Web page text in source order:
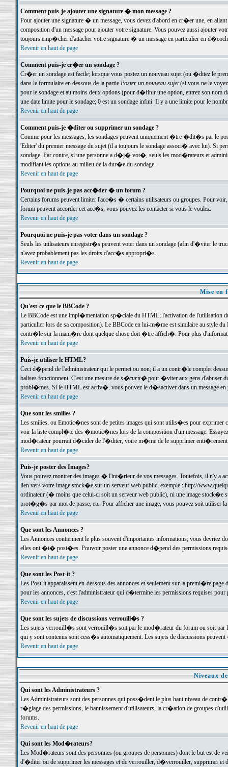
Comment puis-je ajouter une signature � mon message ?
Pour ajouter une signature � un message, vous devez d'abord en cr�er une, en
composition d'un message pour ajouter votre signature. Vous pouvez aussi ajouter
toujours emp�cher d'attacher votre signature � un message en particulier en
Revenir en haut de page
Comment puis-je cr�er un sondage ?
Cr�er un sondage est facile; lorsque vous postez un nouveau sujet (ou �ditez le
dans le formulaire en dessous de la partie Poster un nouveau sujet(si vous ne le voyez
pour le sondage et au moins deux options (pour d�finir une option, entrez son nom
une date limite pour le sondage; 0 est un sondage infini. Il y a une limite pour le
Revenir en haut de page
Comment puis-je �diter ou supprimer un sondage ?
Comme pour les messages, les sondages peuvent uniquement �tre �dit�s par le
'Editer' du premier message du sujet (il a toujours le sondage associ� avec lui). Si
sondage. Par contre, si une personne a d�j� vot�, seuls les mod�rateurs et
modifiant les options au milieu de la dur�e du sondage.
Revenir en haut de page
Pourquoi ne puis-je pas acc�der � un forum ?
Certains forums peuvent limiter l'acc�s � certains utilisateurs ou groupes. Pour
forum peuvent accorder cet acc�s; vous pouvez les contacter si vous le voulez.
Revenir en haut de page
Pourquoi ne puis-je pas voter dans un sondage ?
Seuls les utilisateurs enregistr�s peuvent voter dans un sondage (afin d'�viter le
n'avez probablement pas les droits d'acc�s appropri�s.
Revenir en haut de page
Mise en
Qu'est-ce que le BBCode ?
Le BBCode est une impl�mentation sp�ciale du HTML; l'activation de l'utilisation
particulier lors de sa composition). Le BBCode en lui-m�me est similaire au style
contr�le sur la mani�re dont quelque chose doit �tre affich�. Pour plus
Revenir en haut de page
Puis-je utiliser le HTML?
Ceci d�pend de l'administrateur qui le permet ou non; il a un contr�le complet
balises fonctionnent. C'est une mesure de s�curit�pour �viter aux gens d'abuser
probl�mes. Si le HTML est activ�, vous pouvez le d�sactiver dans un message en
Revenir en haut de page
Que sont les smilies ?
Les smilies, ou Emotic�nes sont de petites images qui sont utilis�es pour exprimer
voir la liste compl�te des �motic�nes lors de la composition d'un message.
mod�rateur pourrait d�cider de l'�diter, voire m�me de le supprimer
Revenir en haut de page
Puis-je poster des Images?
Vous pouvez montrer des images � l'int�rieur de vos messages. Toutefois, il n'y a
lien vers votre image stock�e sur un serveur web public, exemple : http://
ordinateur (� moins que celui-ci soit un serveur web public), ni une image stock�e
prot�g�s par mot de passe, etc. Pour afficher une image, vous pouvez soit
Revenir en haut de page
Que sont les Annonces ?
Les Annonces contiennent le plus souvent d'importantes informations; vous devriez
elles ont �t� post�es. Pouvoir poster une annonce d�pend des permissions
Revenir en haut de page
Que sont les Post-it ?
Les Post-it apparaissent en-dessous des annonces et seulement sur la premi�re
pour les annonces, c'est l'administrateur qui d�termine les permissions requises pour
Revenir en haut de page
Que sont les sujets de discussions verrouill�s ?
Les sujets verrouill�s sont verrouill�s soit par le mod�rateur du forum ou soit par
qui y sont contenus sont cess�s automatiquement. Les sujets de discussions
Revenir en haut de page
Niveaux
Qui sont les Administrateurs ?
Les Administrateurs sont des personnes qui poss�dent le plus haut niveau de
r�glage des permissions, le bannissement d'utilisateurs, la cr�ation de groupes
forums.
Revenir en haut de page
Qui sont les Mod�rateurs?
Les Mod�rateurs sont des personnes (ou groupes de personnes) dont le but est de
d'�diter ou de supprimer les messages et de verrouiller, d�verrouiller, supprimer